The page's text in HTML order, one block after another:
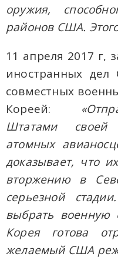
оружия,
районов США.
11 апреля 2017 г,
иностранных
совместных
Кореей:
Штатами своей
атомных
доказывает, что
вторжению в
серьезной
выбрать военную
Корея готова
желаемый США